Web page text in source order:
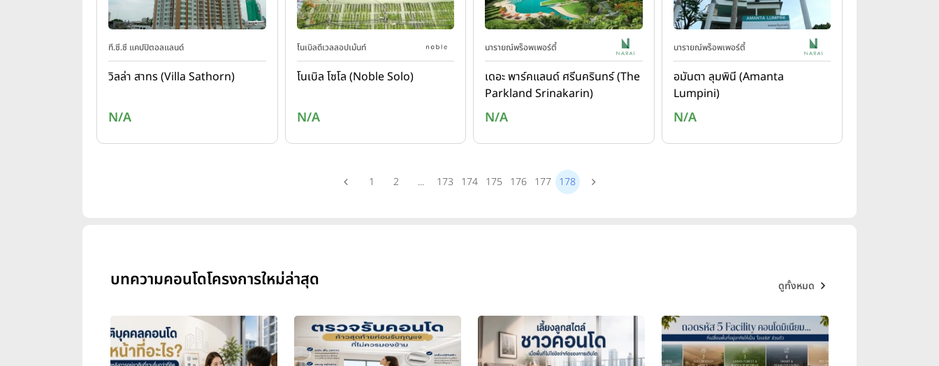
ที.ซี.ซี แคปปิตอลแลนด์
วิลล่า สาทร (Villa Sathorn)
N/A
โนเบิลดีเวลลอปเม้นท์
โนเบิล โซโล (Noble Solo)
N/A
นารายณ์พร็อพเพอร์ตี้
เดอะ พาร์คแลนด์ ศรีนครินทร์ (The
Parkland Srinakarin)
N/A
นารายณ์พร็อพเพอร์ตี้
อมันตา ลุมพินี (Amanta
Lumpini)
N/A
1 2 ... 173 174 175 176 177 178
บทความคอนโดโครงการใหม่ล่าสุด ดูทั้งหมด